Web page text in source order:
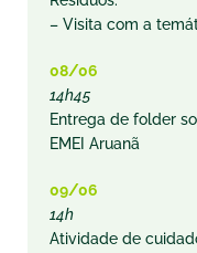
– Visita com a
08/06
14h45
Entrega de folder
EMEI Aruanã
09/06
14h
Atividade de